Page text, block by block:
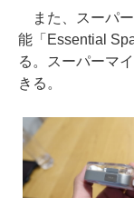
また、スーパ
能「Essential
る。スーパーマ
きる。